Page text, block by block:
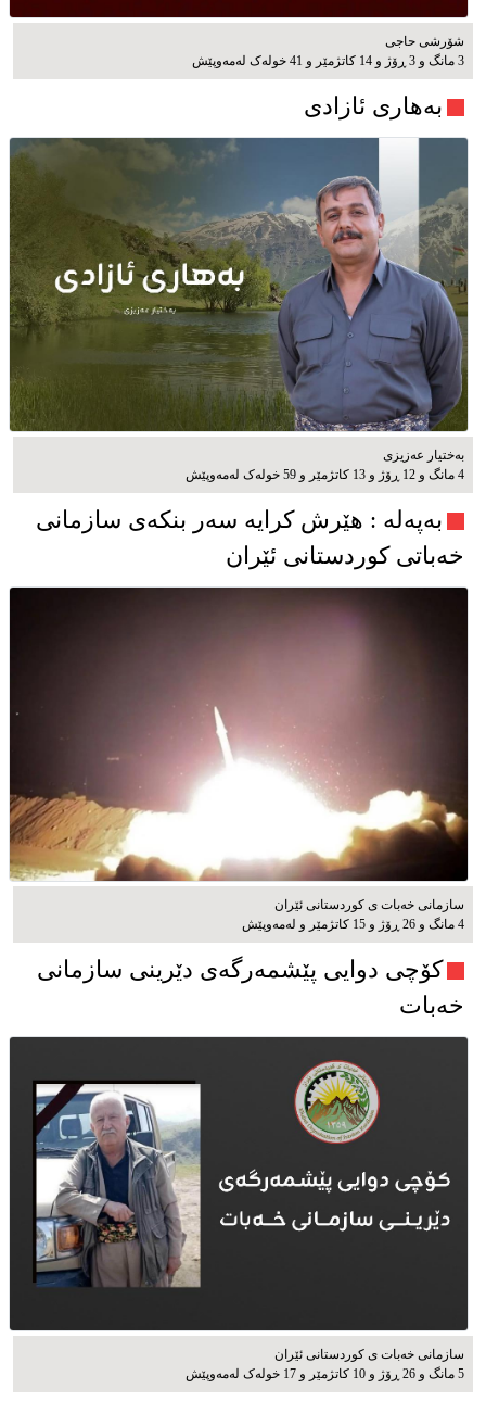
شۆرشی حاجی
3 مانگ و 3 ڕۆژ و 14 کاتژمێر و 41 خوله‌ک له‌مه‌وپێش‌
بەهاری ئازادی
بەختیار عەزیزی
4 مانگ و 12 ڕۆژ و 13 کاتژمێر و 59 خوله‌ک له‌مه‌وپێش‌
به‌په‌له‌ : هێرش کرایە سەر بنکەی سازمانی
خەباتی کوردستانی ئێران
سازمانی خەبات ی کوردستانی ئێران
4 مانگ و 26 ڕۆژ و 15 کاتژمێر و له‌مه‌وپێش‌
کۆچی دوایی پێشمەرگەی دێرینی سازمانی
خەبات
سازمانی خەبات ی كوردستانی ئێران
5 مانگ و 26 ڕۆژ و 10 کاتژمێر و 17 خوله‌ک له‌مه‌وپێش‌